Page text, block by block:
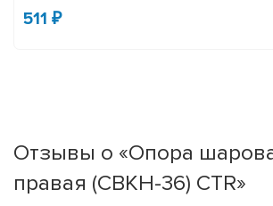
511 ₽
Отзывы о «Опора
правая (CBKH-36) CTR»